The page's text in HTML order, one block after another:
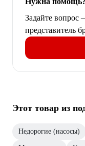
Задайте вопрос
представитель
Этот товар из
Недорогие (насосы)